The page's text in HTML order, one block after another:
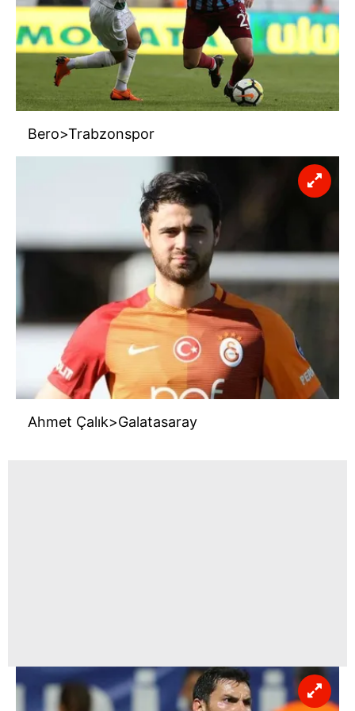
Sizlere daha iyi bir hizmet sunabilmek için İnternet
Sitemizde kendimize ve üçüncü kişilere ait çerezler
kullanılmaktadır. Bu çerezler vasıtasıyla çeşitli kişisel
verileriniz işlenmekte olup gerekli olan çerezler bilgi
toplumu hizmetlerinin sunulması amacıyla
kılınması ve kişiselleştirilmesi ve sizlere yönelik
reklam/pazarlama faaliyetlerinin yapılması, amaçlarıyla
sınırlı olarak açık rızanız dahilinde kullanılacaktır.
Çerezlere ilişkin tercihlerinizi aşağıda yer alan panel
vasıtasıyla belirleyebilirsiniz. Çerezlere ilişkin detaylı bilgi
için Ayarlar butonuna tıklayabilir,Çerez Bilgilendirme
ziyaret edebilirsiniz.
6698 sayılı Kişisel Verilerin Korunması Kanunu uyarınca
hazırlanmış Aydınlatma Metnimizi okumak ve sitemizde
ilgili mevzuata uygun olarak kullanılan çerezlerle ilgili bilgi
almak için lütfentıklayınız
Bero>Trabzonspor
Ahmet Çalık>Galatasaray